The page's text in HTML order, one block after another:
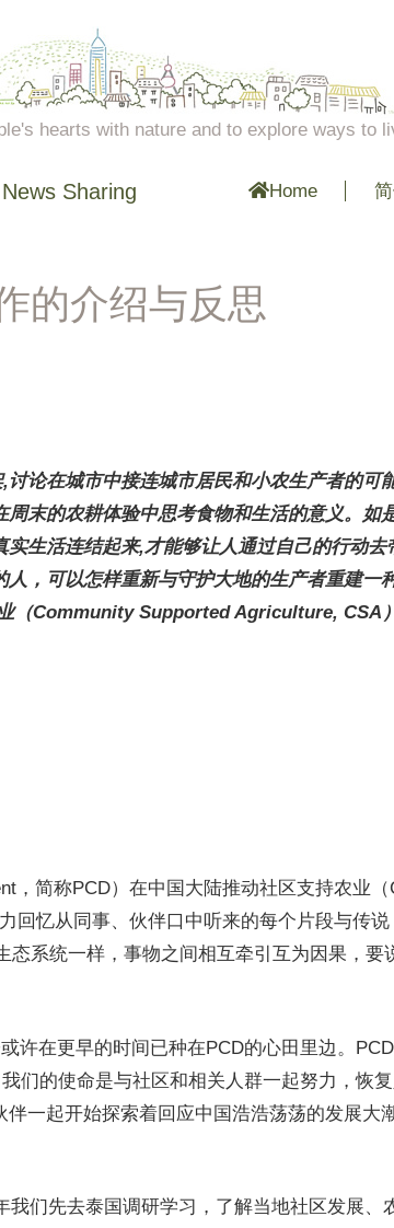
hearts with nature and to explore ways to
News Sharing Home
的介绍与反思
论在城市中接连城市居民和小农生产者的可
末的农耕体验中思考食物和生活的意义。如
生活连结起来,才能够让人通过自己的行动去
，可以怎样重新与守护大地的生产者重建一
（Community Supported Agriculture, CSA
，简称PCD）在中国大陆推动社区支持农业
回忆从同事、伙伴口中听来的每个片段与传
系统一样，事物之间相互牵引互为因果，要
许在更早的时间已种在PCD的心田里边。
们的使命是与社区和相关人群一起努力，恢
一起开始探索着回应中国浩浩荡荡的发展大
们先去泰国调研学习，了解当地社区发展、